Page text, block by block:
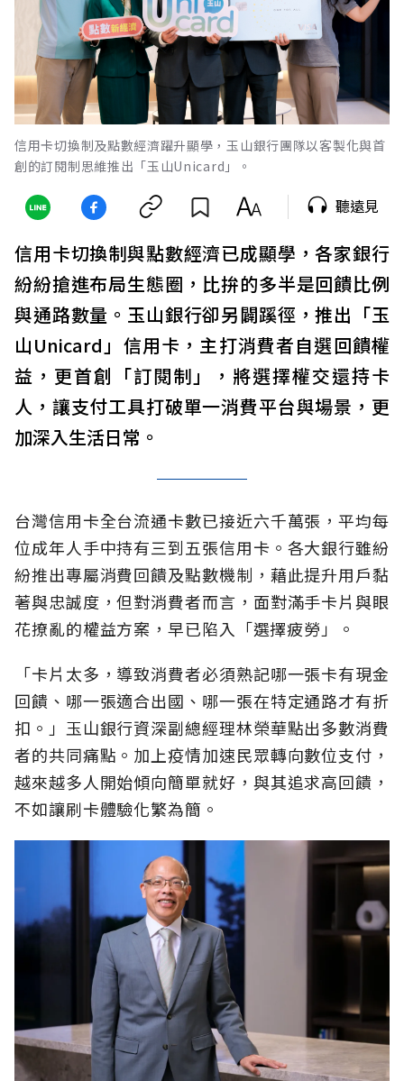
信用卡切換制及點數經濟躍升顯學，玉山銀行團隊以客製化與首
創的訂閱制思維推出「玉山Unicard」。
聽遠見
信用卡切換制與點數經濟已成顯學，各家銀行
紛紛搶進布局生態圈，比拚的多半是回饋比例
與通路數量。玉山銀行卻另闢蹊徑，推出「玉
山Unicard」信用卡，主打消費者自選回饋權
益，更首創「訂閱制」，將選擇權交還持卡
人，讓支付工具打破單一消費平台與場景，更
加深入生活日常。
台灣信用卡全台流通卡數已接近六千萬張，平均每
位成年人手中持有三到五張信用卡。各大銀行雖紛
紛推出專屬消費回饋及點數機制，藉此提升用戶黏
著與忠誠度，但對消費者而言，面對滿手卡片與眼
花撩亂的權益方案，早已陷入「選擇疲勞」。
「卡片太多，導致消費者必須熟記哪一張卡有現金
回饋、哪一張適合出國、哪一張在特定通路才有折
扣。」玉山銀行資深副總經理林榮華點出多數消費
者的共同痛點。加上疫情加速民眾轉向數位支付，
越來越多人開始傾向簡單就好，與其追求高回饋，
不如讓刷卡體驗化繁為簡。